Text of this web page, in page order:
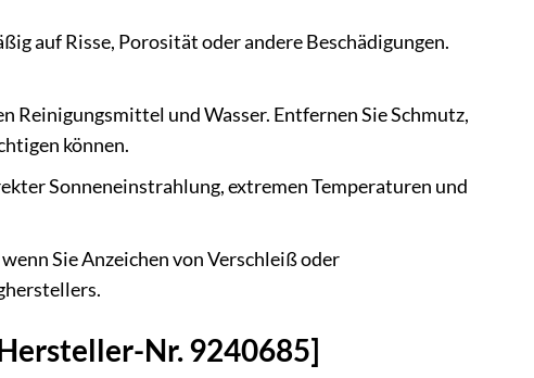
auf Risse, Porosität oder andere Beschädigungen.
Reinigungsmittel und Wasser. Entfernen Sie Schmutz,
können.
Sonneneinstrahlung, extremen Temperaturen und
Sie Anzeichen von Verschleiß oder
Nr. 9240685]